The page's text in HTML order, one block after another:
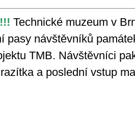
Technické muzeum v
pasy návštěvníků
TMB. Návštěvníci
a poslední vstup